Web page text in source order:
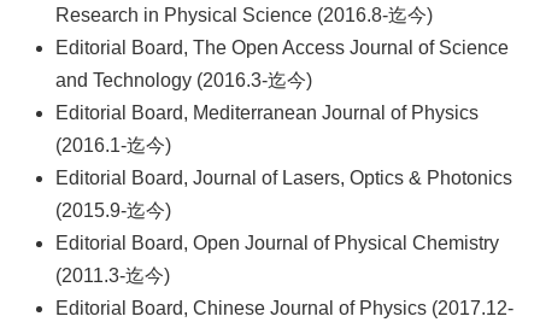
回
頁
臺
Research in Physical Science (2016.8-迄今)
Editorial Board, The Open Access Journal of Science
and Technology (2016.3-迄今)
Editorial Board, Mediterranean Journal of Physics
(2016.1-迄今)
Editorial Board, Journal of Lasers, Optics & Photonics
(2015.9-迄今)
Editorial Board, Open Journal of Physical Chemistry
(2011.3-迄今)
Editorial Board, Chinese Journal of Physics (2017.12-